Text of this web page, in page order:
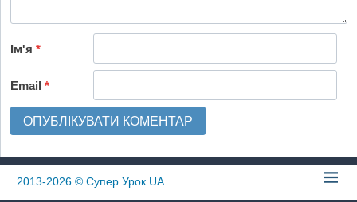
Ім'я*
Email*
2013-2026 © Супер Урок UA